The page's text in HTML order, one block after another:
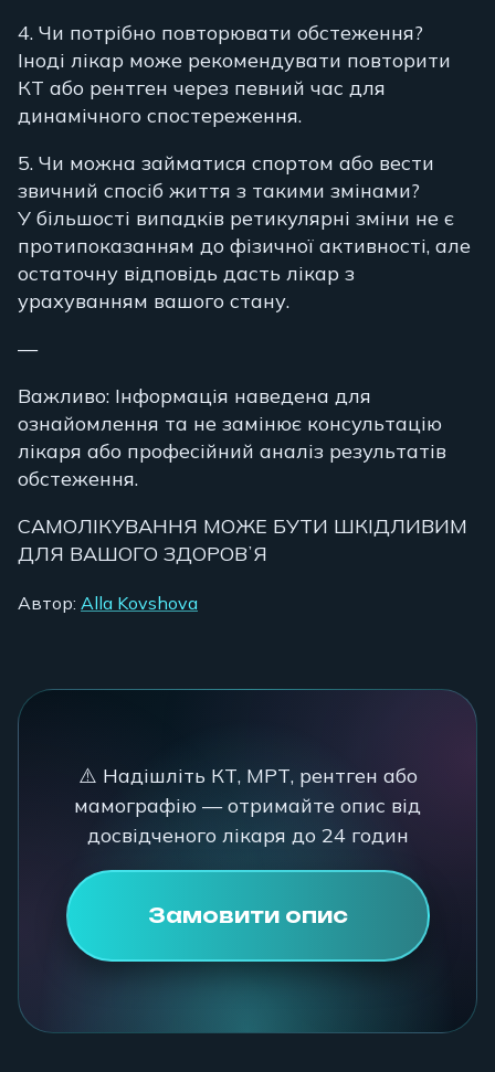
4. Чи потрібно повторювати обстеження?
Іноді лікар може рекомендувати повторити
КТ або рентген через певний час для
динамічного спостереження.
5. Чи можна займатися спортом або вести
звичний спосіб життя з такими змінами?
У більшості випадків ретикулярні зміни не є
протипоказанням до фізичної активності, але
остаточну відповідь дасть лікар з
урахуванням вашого стану.
—
Важливо: Інформація наведена для
ознайомлення та не замінює консультацію
лікаря або професійний аналіз результатів
обстеження.
САМОЛІКУВАННЯ МОЖЕ БУТИ ШКІДЛИВИМ
ДЛЯ ВАШОГО ЗДОРОВʼЯ
Автор: Alla Kovshova
⚠️ Надішліть КТ, МРТ, рентген або
мамографію — отримайте опис від
досвідченого лікаря до 24 годин
Замовити опис